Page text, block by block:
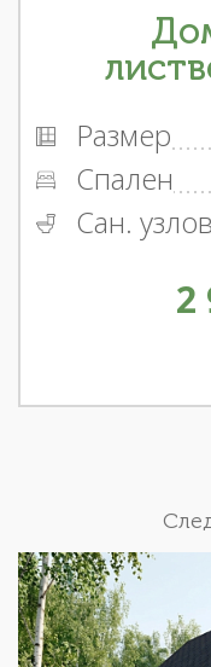
Размер
Спален
Сан. узлов
2